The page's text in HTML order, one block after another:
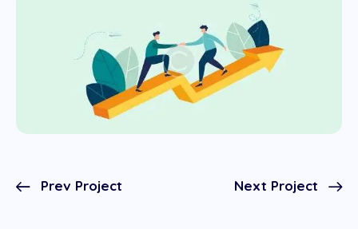
Prev Project Next Project